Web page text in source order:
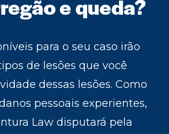
e queda?
para o seu caso irão
de lesões que você
dessas lesões. Como
pessoais experientes,
Law disputará pela